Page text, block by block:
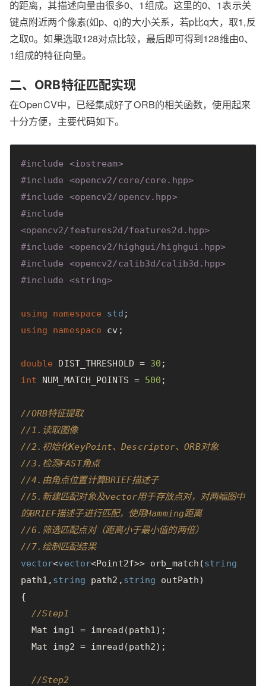
的距离，其描述向量由很多0、1组成。这里的0、1表示关
键点附近两个像素(如p、q)的大小关系，若p比q大，取1,反
之取0。如果选取128对点比较，最后即可得到128维由0、
1组成的特征向量。
二、ORB特征匹配实现
在OpenCV中，已经集成好了ORB的相关函数，使用起来
十分方便，主要代码如下。
#include
<iostream>
#include
<opencv2/core/core.hpp>
#include
<opencv2/opencv.hpp>
#include
<opencv2/features2d/features2d.hpp>
#include
<opencv2/highgui/highgui.hpp>
#include
<opencv2/calib3d/calib3d.hpp>
#include <string>
using namespace std ;
using
namespace cv ;
double DIST_THRESHOLD = 30 ;
int
NUM_MATCH_POINTS = 500 ;
//ORB特征提取
//1.读取图像
//2.初始化KeyPoint、Descriptor、ORB对象
//3.检测FAST角点
//4.由角点位置计算BRIEF描述子
//5.新建匹配对象及vector用于存放点对，对两幅图中
的BRIEF描述子进行匹配，使用Hamming距离
//6.筛选匹配点对（距离小于最小值的两倍）
//7.绘制匹配结果
vector<vector<Point2f>> orb_match (string
path1 , string path2 , string outPath)
{
//Step1
Mat
img1 = imread (path1);
Mat
img2 = imread (path2);
//Step2